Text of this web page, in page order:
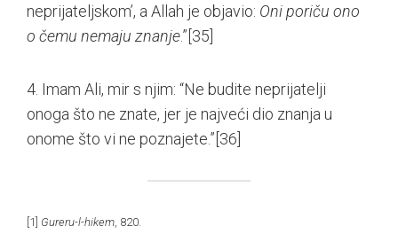
neprijateljskom’, a Allah je objavio: Oni poriču ono
o čemu nemaju znanje.”[35]
4. Imam Ali, mir s njim: “Ne budite neprijatelji
onoga što ne znate, jer je najveći dio znanja u
onome što vi ne poznajete.”[36]
[1] Gureru-l-hikem , 820.